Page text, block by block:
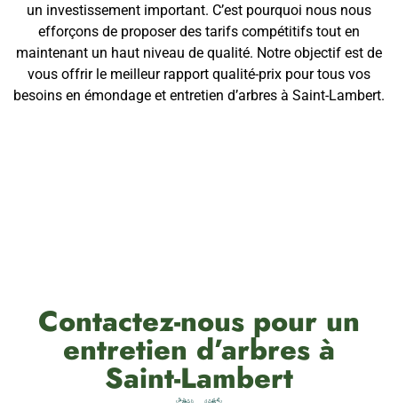
un investissement important. C’est pourquoi nous nous
efforçons de proposer des tarifs compétitifs tout en
maintenant un haut niveau de qualité. Notre objectif est de
vous offrir le meilleur rapport qualité-prix pour tous vos
besoins en émondage et entretien d’arbres à Saint-Lambert.
Contactez-nous pour un
entretien d’arbres à
Saint-Lambert